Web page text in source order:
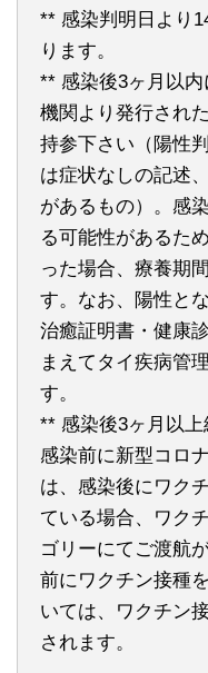
** 感染判明日より
ります。
** 感染後3ヶ月以
機関より発行され
持参下さい（陽性
は症状なしの記述
があるもの）。感
る可能性があるた
った場合、療養期
す。なお、陽性と
治癒証明書・健康
まえてタイ疾病管
す。
** 感染後3ヶ月以
感染前に新型コロ
は、感染後にワク
ている場合、ワク
ゴリーにてご渡航
前にワクチン接種
いては、ワクチン
されます。